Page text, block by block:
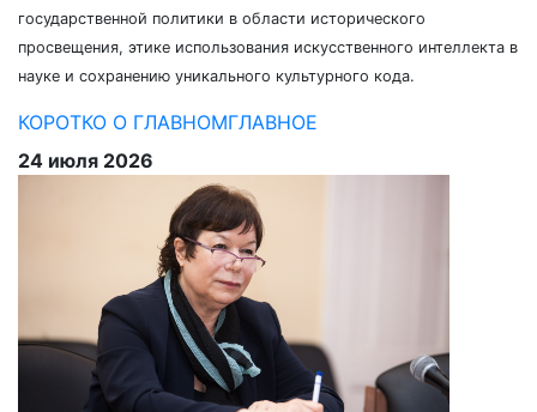
государственной политики в области исторического
просвещения, этике использования искусственного интеллекта в
науке и сохранению уникального культурного кода.
КОРОТКО О ГЛАВНОМГЛАВНОЕ
24 июля 2026